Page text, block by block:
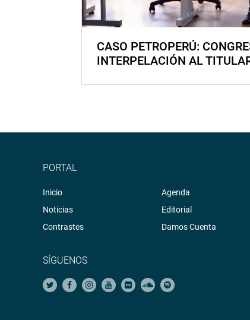
CASO PETROPERÚ:
INTERPELACIÓN AL
PORTAL
Inicio
Noticias
Contrastes
Agenda
Editorial
Damos Cuenta
SÍGUENOS